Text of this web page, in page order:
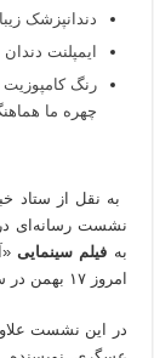
دندانپزشک
ایمپلنت
رنگ
چهره ما
به نقل از ستاد
به فیلم سینمایی
امروز ۱۷ بهمن در سینمای رسانه برگزار شد.
در این نشست